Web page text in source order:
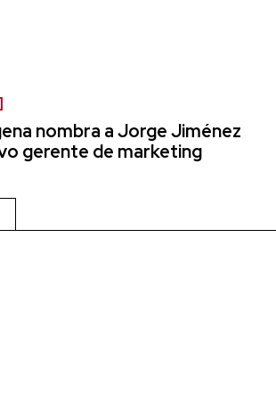
nombra a Jorge Jiménez
gerente de marketing